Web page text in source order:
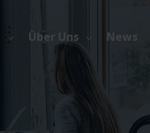
Über Uns News